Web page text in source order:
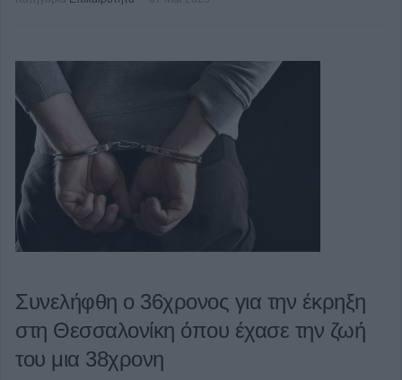
Συνελήφθη ο 36χρονος για την έκρηξη
στη Θεσσαλονίκη όπου έχασε την ζωή
του μια 38χρονη